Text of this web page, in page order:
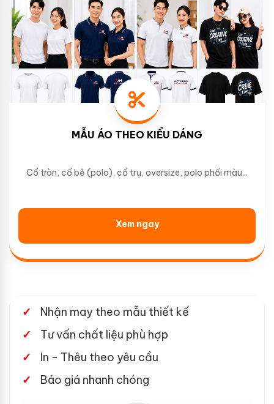
MẪU ÁO THEO KIỂU DÁNG
Cổ tròn, cổ bẻ (polo), cổ trụ, oversize, polo phối màu...
Xem ngay
Nhận may theo mẫu thiết kế
Tư vấn chất liệu phù hợp
In - Thêu theo yêu cầu
Báo giá nhanh chóng